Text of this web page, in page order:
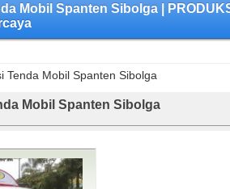
Mobil Spanten Sibolga |
Tenda Mobil Spanten Sibolga
Mobil Spanten Sibolga